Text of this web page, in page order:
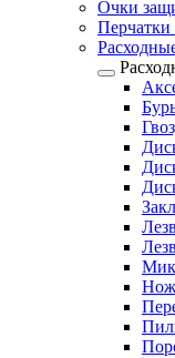
Очки
Перчатки